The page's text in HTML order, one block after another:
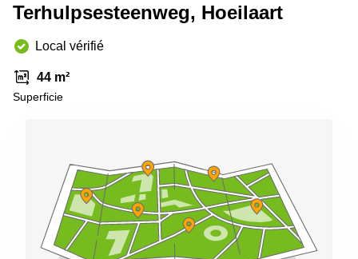
Terhulpsesteenweg, Hoeilaart
Local vérifié
44 m²
Superficie